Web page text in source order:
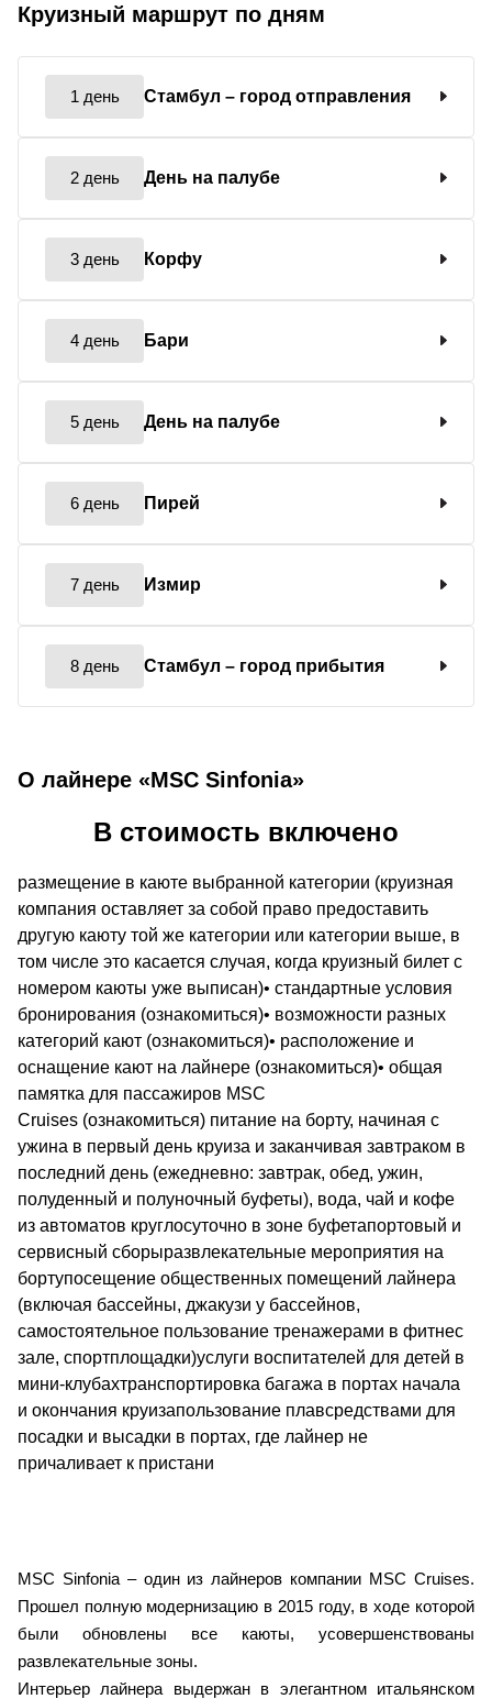
Круизный маршрут по дням
1 день Стамбул – город отправления
2 день День на палубе
3 день Корфу
4 день Бари
5 день День на палубе
6 день Пирей
7 день Измир
8 день Стамбул – город прибытия
О лайнере «MSC Sinfonia»
MSC Sinfonia – один из лайнеров компании MSC Cruises.
Прошел полную модернизацию в 2015 году, в ходе которой
были обновлены все каюты, усовершенствованы
развлекательные зоны.
Интерьер лайнера выдержан в элегантном итальянском
В стоимость включено
размещение в каюте выбранной категории (круизная
компания оставляет за собой право предоставить
другую каюту той же категории или категории выше, в
том числе это касается случая, когда круизный билет с
номером каюты уже выписан)• стандартные условия
бронирования (ознакомиться)• возможности разных
категорий кают (ознакомиться)• расположение и
оснащение кают на лайнере (ознакомиться)• общая
памятка для пассажиров MSC
Cruises (ознакомиться) питание на борту, начиная с
ужина в первый день круиза и заканчивая завтраком в
последний день (ежедневно: завтрак, обед, ужин,
полуденный и полуночный буфеты), вода, чай и кофе
из автоматов круглосуточно в зоне буфетапортовый и
сервисный сборыразвлекательные мероприятия на
бортупосещение общественных помещений лайнера
(включая бассейны, джакузи у бассейнов,
самостоятельное пользование тренажерами в фитнес
зале, спортплощадки)услуги воспитателей для детей в
мини-клубахтранспортировка багажа в портах начала
и окончания круизапользование плавсредствами для
посадки и высадки в портах, где лайнер не
причаливает к пристани